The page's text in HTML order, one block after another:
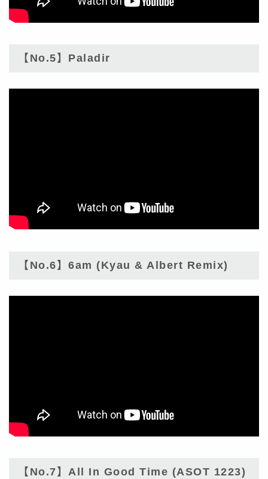
【No.5】Paladir
【No.6】6am (Kyau & Albert Remix)
【No.7】All In Good Time (ASOT 1223)